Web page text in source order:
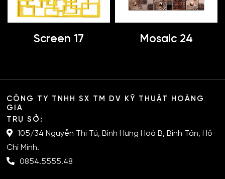
Screen 17 Mosaic 24
CÔNG TY TNHH SX TM DV KỸ THUẬT HOÀNG
GIA
TRỤ SỞ:
105/34 Nguyễn Thị Tú, Bình Hưng Hoà B, Bình Tân, Hồ
Chí Minh.
0854.5555.48